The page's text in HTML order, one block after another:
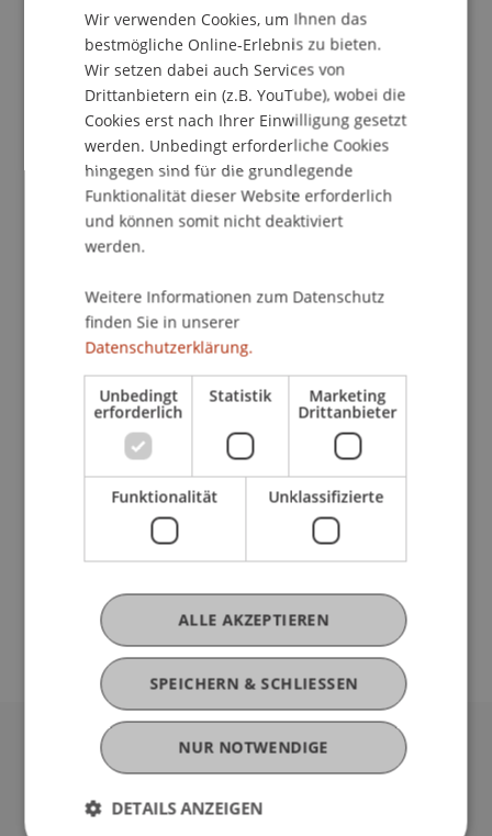
Empfang
In Liechtenstein werden Kompetenzzentren zur
Wirtschaftsinformatik gegründet. Die
Unternehmen der Region stehen vor der
Herausforderung, wichtige Projekte zur
Optimierung ihrer Geschäftsprozesse
durchzuführen. Hier besteht die Chance zur
Kooperation: Am Institut für
Wirtschaftsinformatik der Hochschule
Liechtenstein werden Competence Centers (CC)
organisiert, in denen Unternehmen "fit" gemacht
werden, in denen sie aber auch von einander
lernen können. Das erste CC wird zum Thema
Enterprise Content Management gegründet (CC-
ECM). Hier geht es um die Bewältigung der
enormen Informationsflut in den Prozessen.
Interessierte Unternehmen haben im Rahmen
unserer Informationsveranstaltung am 10.
Dezember die Gelegenheit, sich über diese neue
Kooperationsmöglichkeit unverbindlich zu
informieren. Die CCs werden durch das Land
Liechtenstein gefördert.
Universität Liechtenstein
9490 Vaduz
Wir verwenden Cookies, um Ihnen das
bestmögliche Online-Erlebnis zu bieten.
Wir setzen dabei auch Services von
Drittanbietern ein (z.B. YouTube), wobei die
Cookies erst nach Ihrer Einwilligung gesetzt
werden. Unbedingt erforderliche Cookies
hingegen sind für die grundlegende
Funktionalität dieser Website erforderlich
und können somit nicht deaktiviert
werden.
Weitere Informationen zum Datenschutz
finden Sie in unserer
Datenschutzerklärung.
Unbedingt
erforderlich
Statistik Marketing
Drittanbieter
Funktionalität Unklassifizierte
SPEICHERN & SCHLIESSEN
ALLE AKZEPTIEREN
NUR NOTWENDIGE
DETAILS ANZEIGEN